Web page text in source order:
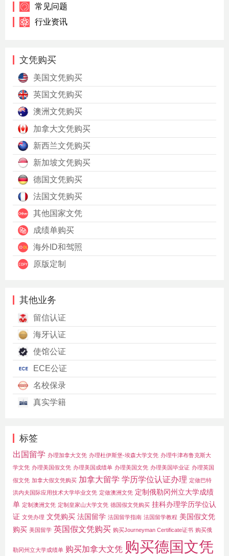
常见问题
行业资讯
文凭购买
美国文凭购买
英国文凭购买
澳洲文凭购买
加拿大文凭购买
新西兰文凭购买
新加坡文凭购买
德国文凭购买
法国文凭购买
其他国家文凭
成绩单购买
海外ID和驾照
原版定制
其他业务
留信认证
海牙认证
使馆公证
ECE公证
名校保录
真实学籍
标签
出国留学 办理加拿大文凭 办理杜伊斯堡-埃森大学文凭 办理牛津布鲁克斯大
学文凭 办理美国假文凭 办理美国成绩单 办理美国文凭 办理美国毕业证 办理英国
假文凭 加拿大假文凭购买 加拿大留学 学历学位认证办理 定做巴特
洪内夫国际应用技术大学毕业文凭 定做澳洲文凭 定制俄勒冈州立大学成绩
单 定制澳洲文凭 定制皇家山大学文凭 德国假文凭购买 挂科办理学历学位认
证 文凭办理 文凭购买 法国留学 法国留学指南 法国留学教程 美国假文凭
购买 美国留学 英国假文凭购买 购买Journeyman Certificate证书 购买俄
勒冈州立大学成绩单 购买加拿大文凭 购买德国文凭